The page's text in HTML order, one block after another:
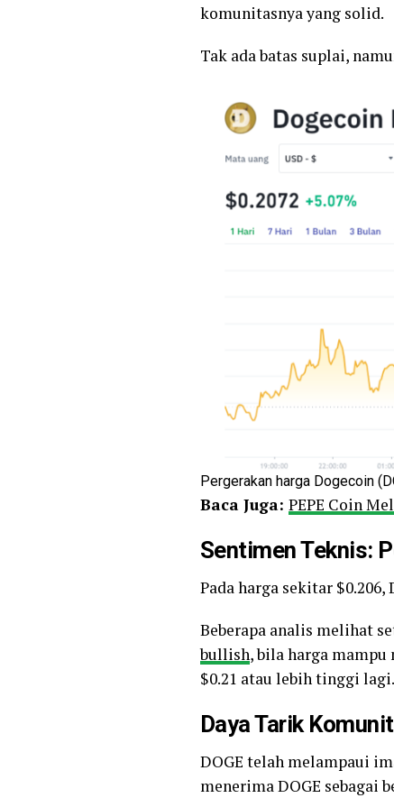
komunitasnya yang solid.
Tak ada batas suplai,
Pergerakan harga Dogecoin
Baca Juga: PEPE Coin
Sentimen Teknis:
Pada harga sekitar
Beberapa analis melihat
bullish, bila harga mampu
$0.21 atau lebih tinggi lagi.
Daya Tarik
DOGE telah melampaui
menerima DOGE sebagai